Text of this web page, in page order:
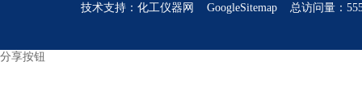
技术支持： 化工仪器网 GoogleSitemap 总访问量：
分享按钮